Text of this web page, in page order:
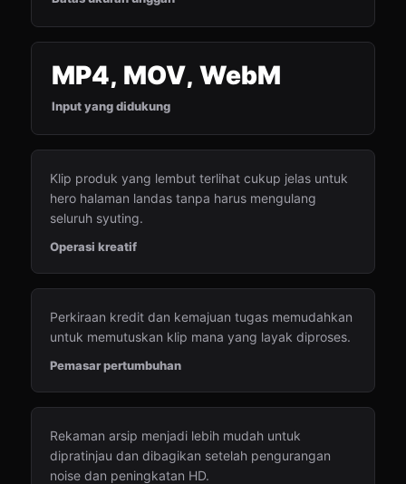
MP4, MOV, WebM
Input yang didukung
Klip produk yang lembut terlihat cukup jelas untuk
hero halaman landas tanpa harus mengulang
seluruh syuting.
Operasi kreatif
Perkiraan kredit dan kemajuan tugas memudahkan
untuk memutuskan klip mana yang layak diproses.
Pemasar pertumbuhan
Rekaman arsip menjadi lebih mudah untuk
dipratinjau dan dibagikan setelah pengurangan
noise dan peningkatan HD.